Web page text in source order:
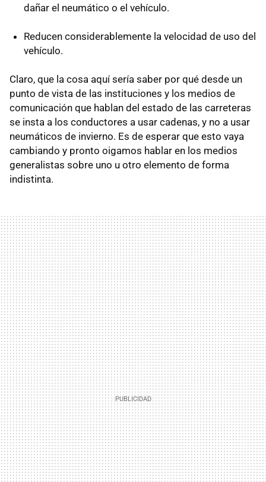
dañar el neumático o el vehículo.
Reducen considerablemente la velocidad de uso del
vehículo.
Claro, que la cosa aquí sería saber por qué desde un
punto de vista de las instituciones y los medios de
comunicación que hablan del estado de las carreteras
se insta a los conductores a usar cadenas, y no a usar
neumáticos de invierno. Es de esperar que esto vaya
cambiando y pronto oigamos hablar en los medios
generalistas sobre uno u otro elemento de forma
indistinta.